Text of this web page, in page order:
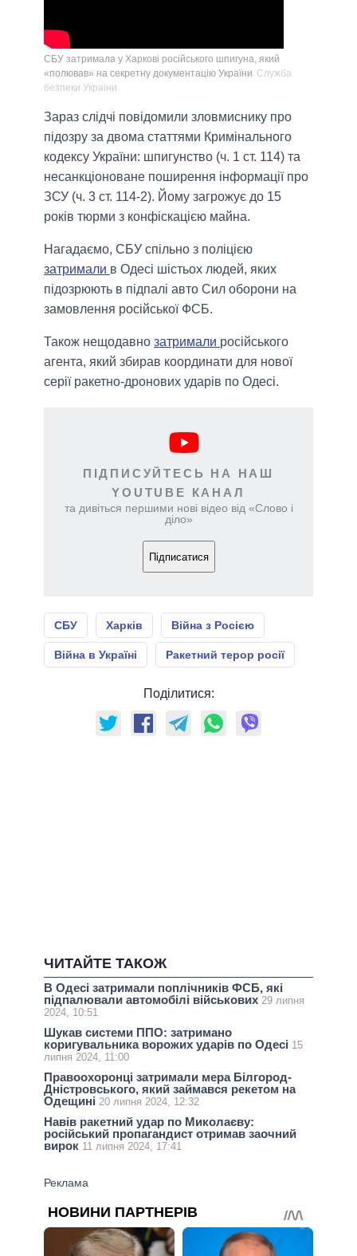
СБУ затримала у Харкові російського шпигуна, який
«полював» на секретну документацію України Служба
безпеки України
Зараз слідчі повідомили зловмиснику про
підозру за двома статтями Кримінального
кодексу України: шпигунство (ч. 1 ст. 114) та
несанкціоноване поширення інформації про
ЗСУ (ч. 3 ст. 114-2). Йому загрожує до 15
років тюрми з конфіскацією майна.
Нагадаємо, СБУ спільно з поліцією
затримали в Одесі шістьох людей, яких
підозрюють в підпалі авто Сил оборони на
замовлення російської ФСБ.
Також нещодавно затримали російського
агента, який збирав координати для нової
серії ракетно-дронових ударів по Одесі.
ПІДПИСУЙТЕСЬ НА НАШ
YOUTUBE КАНАЛ
та дивіться першими нові відео від «Слово і
діло»
Підписатися
СБУ Харків Війна з Росією
Війна в Україні Ракетний терор росії
Поділитися:
ЧИТАЙТЕ ТАКОЖ
В Одесі затримали поплічників ФСБ, які
підпалювали автомобілі військових 29 липня
2024, 10:51
Шукав системи ППО: затримано
коригувальника ворожих ударів по Одесі 15
липня 2024, 11:00
Правоохоронці затримали мера Білгород-
Дністровського, який займався рекетом на
Одещині 20 липня 2024, 12:32
Навів ракетний удар по Миколаєву:
російський пропагандист отримав заочний
вирок 11 липня 2024, 17:41